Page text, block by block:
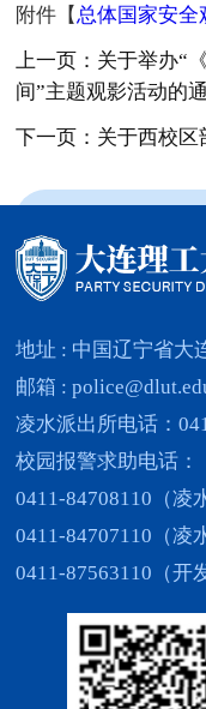
附件【总体国家安全
上一页：关于举办“
间”主题观影活动的
下一页：关于西校
地址 : 中国辽宁省大
邮箱 :
凌水派出所电话：
校园报警求助电话：
0411-84708110（凌
0411-84707110（凌
0411-87563110（开